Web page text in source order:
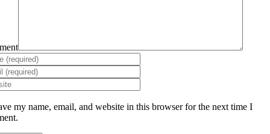
my name, email, and website in this browser for the next time I